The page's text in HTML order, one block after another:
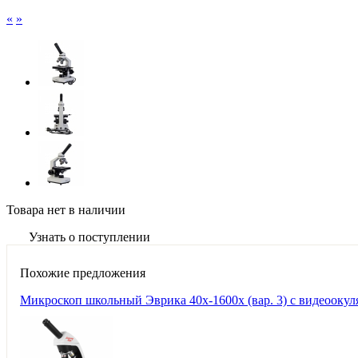
« »
Товара нет в наличии
Узнать о поступлении
Похожие предложения
Микроскоп школьный Эврика 40х-1600х (вар. 3) с